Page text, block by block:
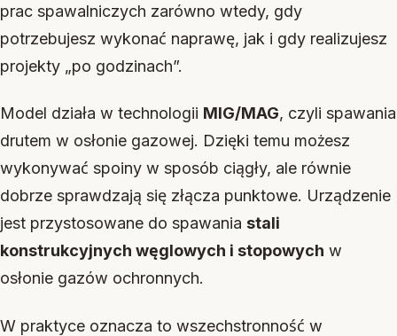
prac spawalniczych zarówno wtedy, gdy
potrzebujesz wykonać naprawę, jak i gdy realizujesz
projekty „po godzinach”.
Model działa w technologii MIG/MAG, czyli spawania
drutem w osłonie gazowej. Dzięki temu możesz
wykonywać spoiny w sposób ciągły, ale równie
dobrze sprawdzają się złącza punktowe. Urządzenie
jest przystosowane do spawania stali
konstrukcyjnych węglowych i stopowych w
osłonie gazów ochronnych.
W praktyce oznacza to wszechstronność w